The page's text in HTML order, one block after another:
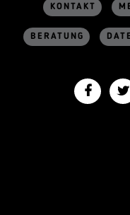
KONTAKT
BERATUNG